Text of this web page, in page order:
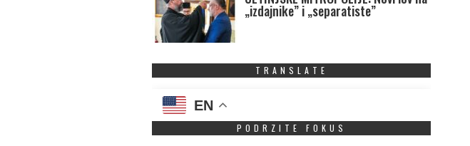
„izdajnike” i „separatiste”
TRANSLATE
EN
PODRZITE FOKUS